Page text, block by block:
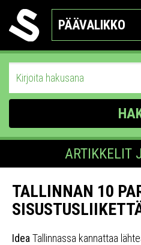
PÄÄVALIKKO
ARTIKKELIT
TALLINNAN 10
Idea Tallinnassa kannattaa